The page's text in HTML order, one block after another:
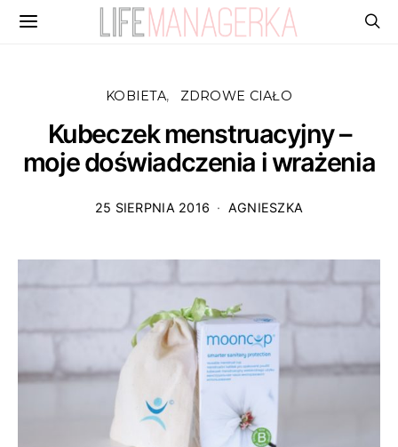
KOBIETA ZDROWE CIAŁO
Kubeczek menstruacyjny –
moje doświadczenia i wrażenia
25 SIERPNIA 2016 AGNIESZKA